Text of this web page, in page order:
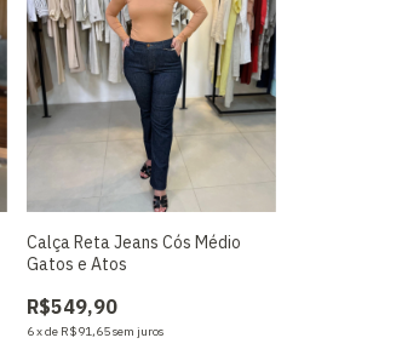
Calça Reta Jeans Cós Médio
Gatos e Atos
R$549,90
6xde R$91,65sem juros